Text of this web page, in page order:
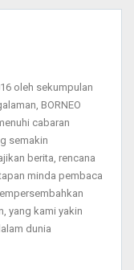
oleh sekumpulan
BORNEO
cabaran
semakin
berita, rencana
minda pembaca
yang kami yakin
dunia